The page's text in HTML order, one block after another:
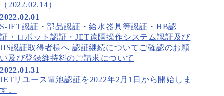
（2022.02.14）
2022.02.01
S-JET認証・部品認証・給水器具等認証・HB認
証・ロボット認証・JET遠隔操作システム認証及び
JIS認証取得者様へ 認証継続についてご確認のお願
い及び登録維持料のご請求について
2022.01.31
JETリユース電池認証を2022年2月1日から開始しま
す。